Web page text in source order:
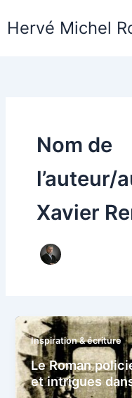
auHervé Michel
Nom de
l’auteur/
Xavier
Inspiration & écriture
Le Roman
et intrigues